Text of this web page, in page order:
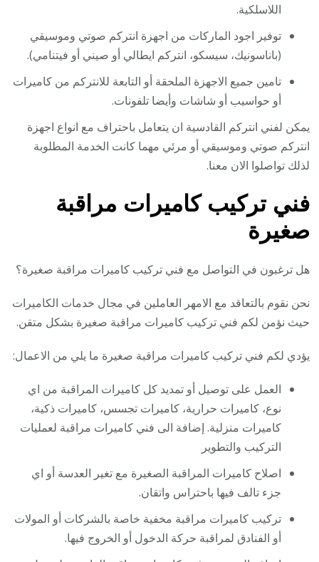
اللاسلكية.
توفير اجود الماركات من اجهزة انتركم صوتي وموسيقي
(باناسونيك، سيسكو، انتركم ايطالي أو صيني أو فيتنامي).
تامين جميع الاجهزة الملحقة أو التابعة للانتركم من كاميرات
أو حواسيب أو شاشات وأيضا تلفونات.
يمكن لفني انتركم القادسية ان يتعامل باحتراف مع انواع اجهزة
انتركم صوتي وموسيقي أو مرئي مهما كانت الخدمة المطلوبة
لذلك تواصلوا الان معنا.
فني تركيب كاميرات مراقبة
صغيرة
هل ترغبون في التواصل مع فني تركيب كاميرات مراقبة صغيرة؟
نحن نقوم بالتعاقد مع الامهر العاملين في مجال خدمات الكاميرات
حيث نؤمن لكم فني تركيب كاميرات مراقبة صغيرة بشكل متقن.
يؤدي لكم فني تركيب كاميرات مراقبة صغيرة ما يلي من الاعمال:
العمل على توصيل أو تمديد كل كاميرات المراقبة من اي
نوع، كاميرات حرارية، كاميرات تجسس، كاميرات ذكية،
كاميرات منزلية. إضافة الى فني كاميرات مراقبة لعمليات
التركيب والتطوير
اصلاح كاميرات المراقبة الصغيرة مع تغير العدسة أو اي
جزء تالف فيها باحتراس واتقان.
تركيب كاميرات مراقبة مخفية خاصة بالشركات أو المولات
أو الفنادق لمراقبة حركة الدخول أو الخروج فيها.